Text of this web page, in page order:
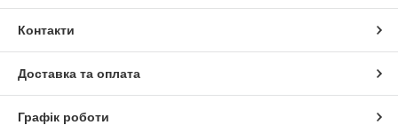
Контакти
Доставка та оплата
Графік роботи